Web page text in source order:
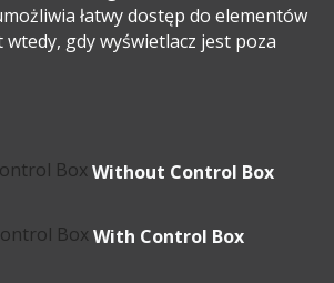
łatwy dostęp do elementów
gdy wyświetlacz jest poza
Without Control Box
With Control Box